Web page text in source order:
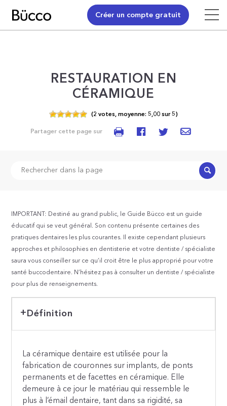
Créer un compte gratuit
RESTAURATION EN
CÉRAMIQUE
(2 votes, moyenne: 5,00 sur5)
Partager cette page sur
IMPORTANT: Destiné au grand public, le Guide Bücco est un guide
éducatif qui se veut général. Son contenu présente certaines des
pratiques dentaires les plus courantes. Il existe cependant plusieurs
approches et philosophies en dentisterie et votre dentiste / spécialiste
saura vous conseiller sur ce qu’il croit être le plus approprié pour votre
santé buccodentaire. N’hésitez pas à consulter un dentiste / spécialiste
pour plus de renseignements.
Définition
La céramique dentaire est utilisée pour la
fabrication de couronnes sur implants, de ponts
permanents et de facettes en céramique. Elle
demeure à ce jour le matériau qui ressemble le
plus à l’émail dentaire, tant dans sa rigidité, sa